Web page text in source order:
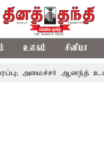
உலகம் சினிமா
ஆனந்த் உடன் சி.வி.